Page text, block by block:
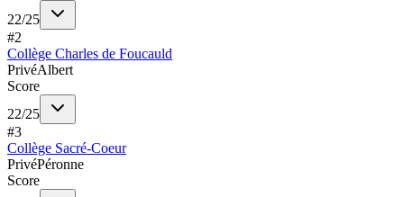
22/25
#2
Collège Charles de Foucauld
PrivéAlbert
Score
22/25
#3
Collège Sacré-Coeur
PrivéPéronne
Score